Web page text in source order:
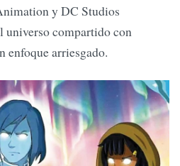
y DC Studios
universo compartido con
enfoque arriesgado.